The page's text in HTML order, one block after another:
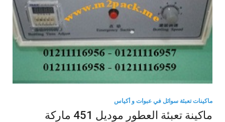
ماكينات تعبئة سوائل في عبوات و أكياس
ماكينة تعبئة العطور موديل 451 ماركة